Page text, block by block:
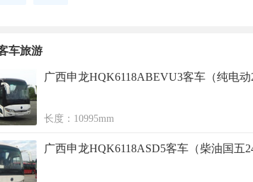
车旅游
广西申龙HQK6118ABEVU3客车（纯电动
长度：10995mm
广西申龙HQK6118ASD5客车（柴油国五